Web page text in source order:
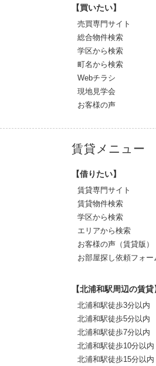
【買いたい】
売買専門サイト
総合物件検索
学区から検索
町名から検索
Webチラシ
現地見学会
お客様の声
賃貸メニュー
【借りたい】
賃貸専門サイト
賃貸物件検索
学区から検索
エリアから検索
お客様の声（賃貸版）
お部屋探し依頼フォー
【北浦和駅周辺の賃貸
北浦和駅徒歩3分以内
北浦和駅徒歩5分以内
北浦和駅徒歩7分以内
北浦和駅徒歩10分以内
北浦和駅徒歩15分以内